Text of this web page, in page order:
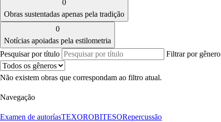
0
Obras sustentadas apenas pela tradição
0
Notícias apoiadas pela estilometria
Pesquisar por título
Filtrar por gênero
Não existem obras que correspondam ao filtro atual.
Navegação
Examen de autoríasTEXOROBITESORepercussão